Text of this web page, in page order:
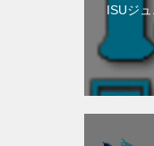
ISUジ